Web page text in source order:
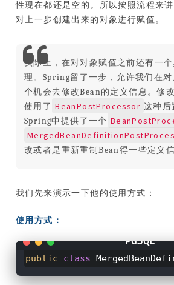
性现在都还是空的。所以按照流程来
对上一步创建出来的对象进行赋值。
实际上，在对对象赋值之前还有一
理。Spring留了一步，允许我们在
个机会去修改Bean的定义信息。修
使用了 BeanPostProcessor 这种后
Spring中提供了一个
改或者是重新重制Bean得一些定义信
我们先来演示一下他的使用方式：
使用方式：
public class